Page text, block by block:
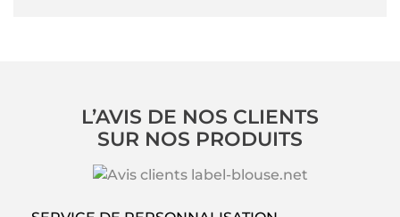
L’AVIS DE NOS CLIENTS
SUR NOS PRODUITS